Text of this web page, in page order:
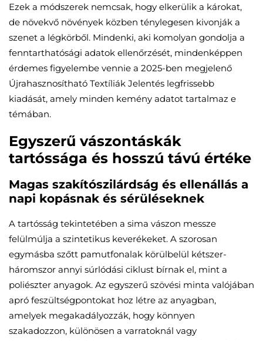
Ezek a módszerek nemcsak, hogy elkerülik a károkat,
de növekvő növények közben ténylegesen kivonják a
szenet a légkörből. Mindenki, aki komolyan gondolja a
fenntarthatósági adatok ellenőrzését, mindenképpen
érdemes figyelembe vennie a 2025-ben megjelenő
Újrahasznosítható Textíliák Jelentés legfrissebb
kiadását, amely minden kemény adatot tartalmaz e
témában.
Egyszerű vászontáskák
tartóssága és hosszú távú értéke
Magas szakítószilárdság és ellenállás a
napi kopásnak és sérüléseknek
A tartósság tekintetében a sima vászon messze
felülmúlja a szintetikus keverékeket. A szorosan
egymásba szőtt pamutfonalak körülbelül kétszer-
háromszor annyi súrlódási ciklust bírnak el, mint a
poliészter anyagok. Az egyszerű szövési minta valójában
apró feszültségpontokat hoz létre az anyagban,
amelyek megakadályozzák, hogy könnyen
szakadozzon, különösen a varratoknál vagy